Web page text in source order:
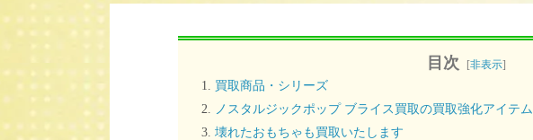
目次 [非表示]
買取商品・シリーズ
ノスタルジックポップ ブライス買取の買取強化アイテム
壊れたおもちゃも買取いたします